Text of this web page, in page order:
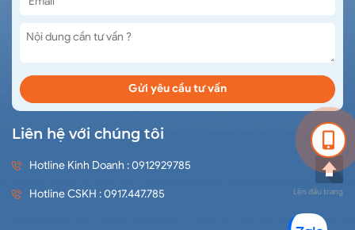
Liên hệ với chúng tôi
Hotline Kinh Doanh : 0912929785
Hotline CSKH : 0917.447.785 Lên đầu trang